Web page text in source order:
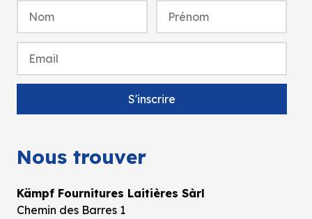
Nous trouver
Kämpf Fournitures Laitières Sàrl
Chemin des Barres 1